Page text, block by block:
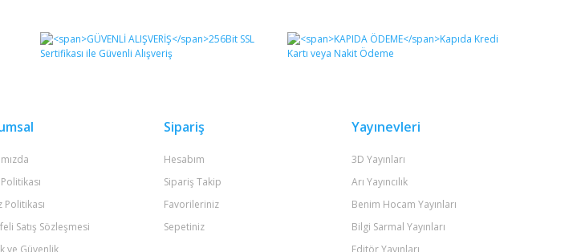
Politikası
Politikası
Satış Sözleşmesi
ve Güvenlik
Sipariş
Hesabım
Sipariş Takip
Favorileriniz
Sepetiniz
Yayınevleri
3D Yayınları
Arı Yayıncılık
Benim Hocam Yayınları
Bilgi Sarmal Yayınları
Editör Yayınları